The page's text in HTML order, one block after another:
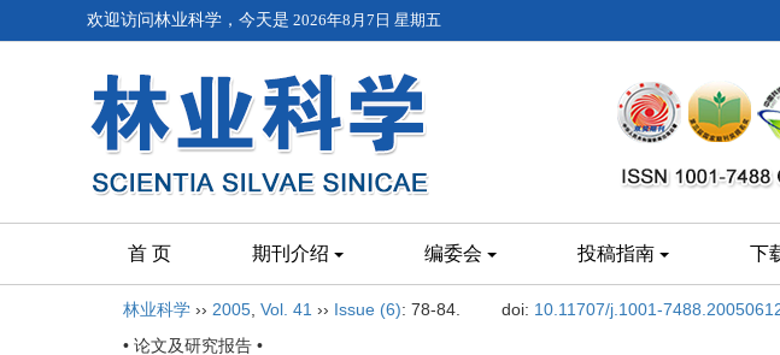
欢迎访问林业科学，今天是 2026年8月7日 星期五
首 页 期刊介绍 编委会 投稿指南 下
林业科学 ›› 2005 Vol. 41 ›› Issue (6): 78-84. doi: 10.11707/j.1001-
• 论文及研究报告 •